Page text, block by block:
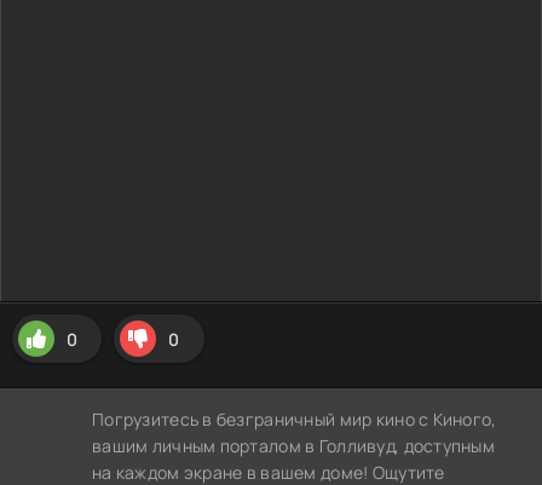
0 0
Погрузитесь в безграничный мир кино с Киного,
вашим личным порталом в Голливуд, доступным
на каждом экране в вашем доме! Ощутите